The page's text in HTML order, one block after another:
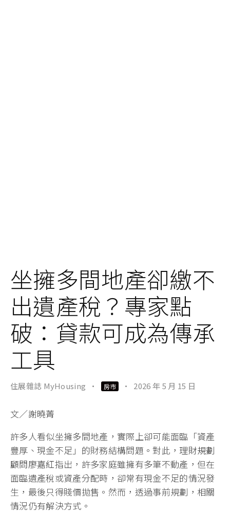
坐擁多間地產卻繳不
出遺產稅？專家點
破：貸款可成為傳承
工具
住展雜誌 MyHousing · 房市 · 2026 年 5 月 15 日
文／謝曉菁
許多人看似坐擁多間地產，實際上卻可能面臨「資產
豐厚、現金不足」的財務結構問題。對此，理財規劃
顧問廖嘉紅指出，許多家庭雖擁有多筆不動產，但在
面臨遺產稅或資產分配時，卻常有現金不足的情況發
生，最後只得賤價拋售。然而，透過事前規劃，相關
情況仍有解決方式。